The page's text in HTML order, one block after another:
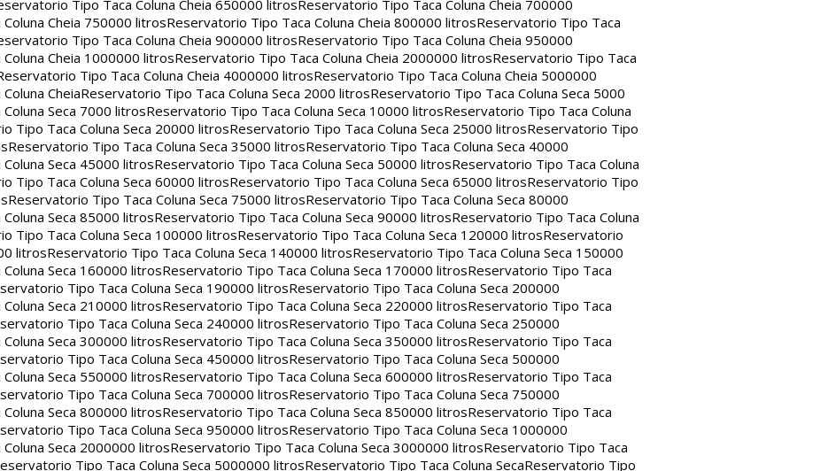
Tipo Taca Coluna Cheia 650000 litrosReservatorio Tipo Taca Coluna Cheia 700000
Cheia 750000 litrosReservatorio Tipo Taca Coluna Cheia 800000 litrosReservatorio Tipo Taca
Tipo Taca Coluna Cheia 900000 litrosReservatorio Tipo Taca Coluna Cheia 950000
Cheia 1000000 litrosReservatorio Tipo Taca Coluna Cheia 2000000 litrosReservatorio Tipo Taca
Tipo Taca Coluna Cheia 4000000 litrosReservatorio Tipo Taca Coluna Cheia 5000000
CheiaReservatorio Tipo Taca Coluna Seca 2000 litrosReservatorio Tipo Taca Coluna Seca 5000
Seca 7000 litrosReservatorio Tipo Taca Coluna Seca 10000 litrosReservatorio Tipo Taca Coluna
Tipo Taca Coluna Seca 20000 litrosReservatorio Tipo Taca Coluna Seca 25000 litrosReservatorio Tipo
Reservatorio Tipo Taca Coluna Seca 35000 litrosReservatorio Tipo Taca Coluna Seca 40000
Seca 45000 litrosReservatorio Tipo Taca Coluna Seca 50000 litrosReservatorio Tipo Taca Coluna
Tipo Taca Coluna Seca 60000 litrosReservatorio Tipo Taca Coluna Seca 65000 litrosReservatorio Tipo
Reservatorio Tipo Taca Coluna Seca 75000 litrosReservatorio Tipo Taca Coluna Seca 80000
Seca 85000 litrosReservatorio Tipo Taca Coluna Seca 90000 litrosReservatorio Tipo Taca Coluna
Tipo Taca Coluna Seca 100000 litrosReservatorio Tipo Taca Coluna Seca 120000 litrosReservatorio
litrosReservatorio Tipo Taca Coluna Seca 140000 litrosReservatorio Tipo Taca Coluna Seca 150000
Seca 160000 litrosReservatorio Tipo Taca Coluna Seca 170000 litrosReservatorio Tipo Taca
Tipo Taca Coluna Seca 190000 litrosReservatorio Tipo Taca Coluna Seca 200000
Seca 210000 litrosReservatorio Tipo Taca Coluna Seca 220000 litrosReservatorio Tipo Taca
Tipo Taca Coluna Seca 240000 litrosReservatorio Tipo Taca Coluna Seca 250000
Seca 300000 litrosReservatorio Tipo Taca Coluna Seca 350000 litrosReservatorio Tipo Taca
Tipo Taca Coluna Seca 450000 litrosReservatorio Tipo Taca Coluna Seca 500000
Seca 550000 litrosReservatorio Tipo Taca Coluna Seca 600000 litrosReservatorio Tipo Taca
Tipo Taca Coluna Seca 700000 litrosReservatorio Tipo Taca Coluna Seca 750000
Seca 800000 litrosReservatorio Tipo Taca Coluna Seca 850000 litrosReservatorio Tipo Taca
Tipo Taca Coluna Seca 950000 litrosReservatorio Tipo Taca Coluna Seca 1000000
Seca 2000000 litrosReservatorio Tipo Taca Coluna Seca 3000000 litrosReservatorio Tipo Taca
Tipo Taca Coluna Seca 5000000 litrosReservatorio Tipo Taca Coluna SecaReservatorio Tipo